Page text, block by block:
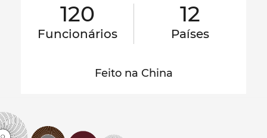
120
Funcionários
12
Países
Feito na China